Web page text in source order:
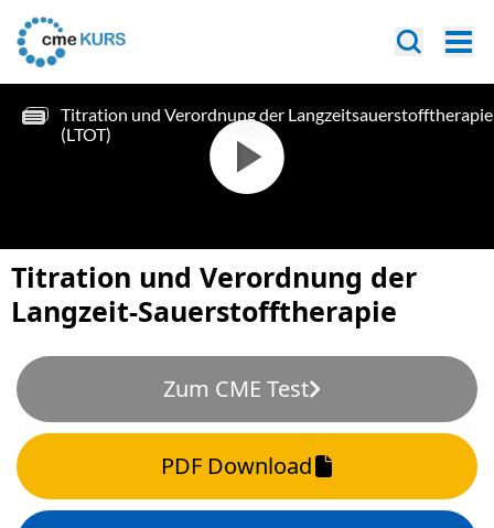
Titration und Verordnung der
Langzeit-Sauerstofftherapie
Zum CME Test
PDF Download